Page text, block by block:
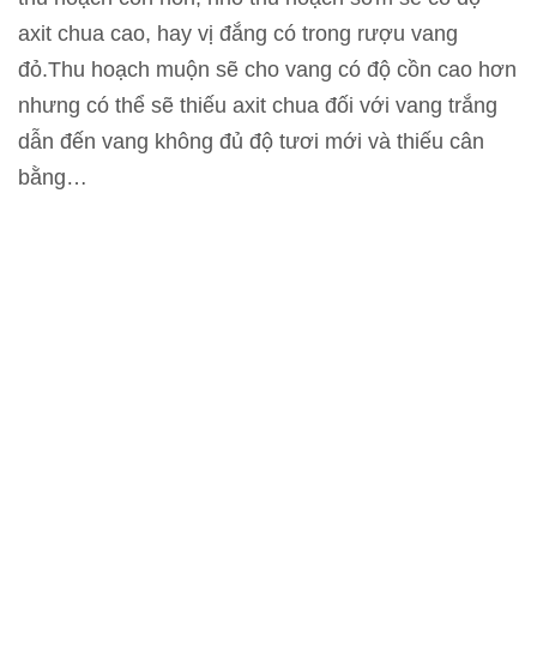
axit chua cao, hay vị đắng có trong rượu vang
đỏ.Thu hoạch muộn sẽ cho vang có độ cồn cao hơn
nhưng có thể sẽ thiếu axit chua đối với vang trắng
dẫn đến vang không đủ độ tươi mới và thiếu cân
bằng…